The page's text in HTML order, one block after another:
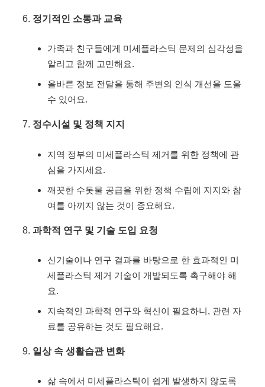
정기적인 소통과 교육
가족과 친구들에게 미세플라스틱 문제의 심각성을
알리고 함께 고민해요.
올바른 정보 전달을 통해 주변의 인식 개선을 도울
수 있어요.
정수시설 및 정책 지지
지역 정부의 미세플라스틱 제거를 위한 정책에 관
심을 가지세요.
깨끗한 수돗물 공급을 위한 정책 수립에 지지와 참
여를 아끼지 않는 것이 중요해요.
과학적 연구 및 기술 도입 요청
신기술이나 연구 결과를 바탕으로 한 효과적인 미
세플라스틱 제거 기술이 개발되도록 촉구해야 해
요.
지속적인 과학적 연구와 혁신이 필요하니, 관련 자
료를 공유하는 것도 필요해요.
일상 속 생활습관 변화
삶 속에서 미세플라스틱이 쉽게 발생하지 않도록